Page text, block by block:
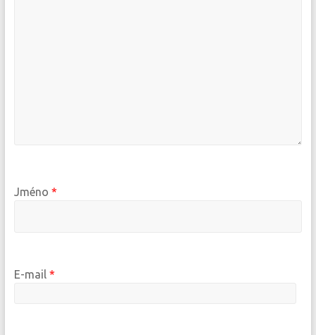
Jméno *
E-mail *